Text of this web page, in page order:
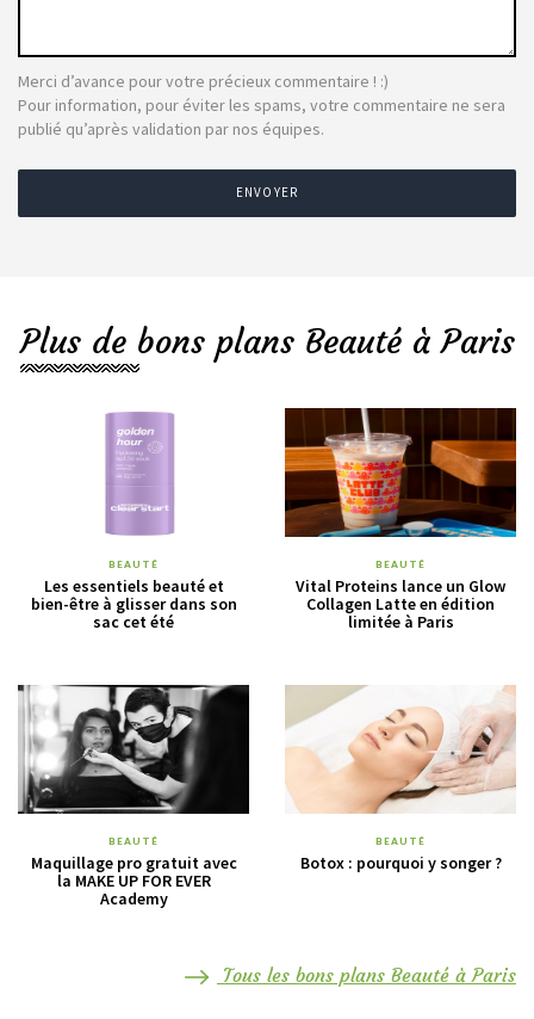
Merci d’avance pour votre précieux commentaire ! :)
Pour information, pour éviter les spams, votre commentaire ne sera
publié qu’après validation par nos équipes.
ENVOYER
Plus de bons plans Beauté à Paris
BEAUTÉ
Les essentiels beauté et
bien-être à glisser dans son
sac cet été
BEAUTÉ
Vital Proteins lance un Glow
Collagen Latte en édition
limitée à Paris
BEAUTÉ
Maquillage pro gratuit avec
la MAKE UP FOR EVER
Academy
BEAUTÉ
Botox : pourquoi y songer ?
Tous les bons plans Beauté à Paris